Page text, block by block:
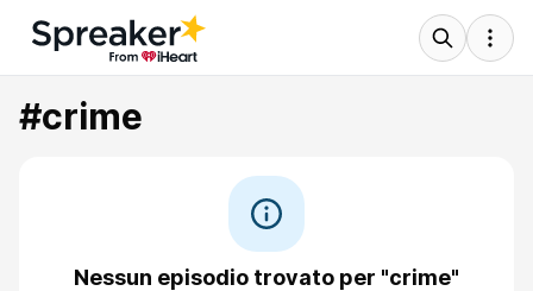
#crime
Nessun episodio trovato per "crime"